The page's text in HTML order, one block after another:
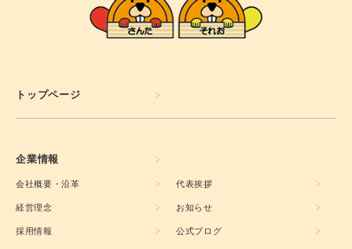
トップページ
企業情報
会社概要・沿革 代表挨拶
経営理念 お知らせ
採用情報 公式ブログ